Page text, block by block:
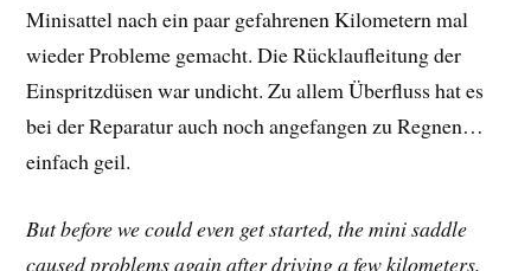
Minisattel nach ein paar gefahrenen Kilometern mal
wieder Probleme gemacht. Die Rücklaufleitung der
Einspritzdüsen war undicht. Zu allem Überfluss hat es
bei der Reparatur auch noch angefangen zu Regnen…
einfach geil.
But before we could even get started, the mini saddle
caused problems again after driving a few kilometers.